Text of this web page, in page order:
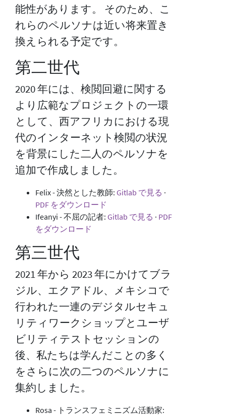
能性があります。 そのため、こ
れらのペルソナは近い将来置き
換えられる予定です。
第二世代
2020 年には、検閲回避に関する
より広範なプロジェクトの一環
として、西アフリカにおける現
代のインターネット検閲の状況
を背景にした二人のペルソナを
追加で作成しました。
Felix - 決然とした教師: Gitlab で見る ·
PDF をダウンロード
Ifeanyi - 不屈の記者: Gitlab で見る · PDF
をダウンロード
第三世代
2021 年から 2023 年にかけてブラ
ジル、エクアドル、メキシコで
行われた一連のデジタルセキュ
リティワークショップとユーザ
ビリティテストセッションの
後、私たちは学んだことの多く
をさらに次の二つのペルソナに
集約しました。
Rosa - トランスフェミニズム活動家: